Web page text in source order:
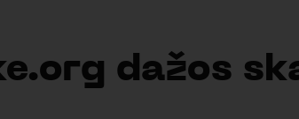
dažos